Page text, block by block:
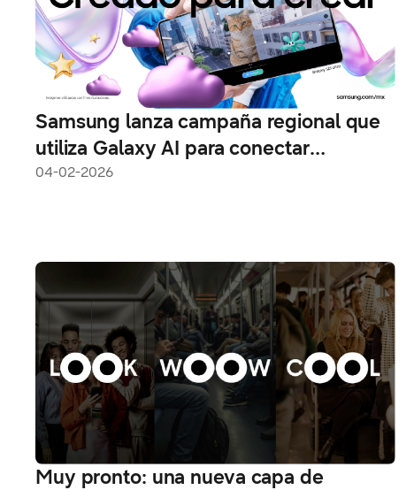
Samsung lanza campaña regional que
utiliza Galaxy AI para conectar
tecnología, cultura y creatividad en
04-02-2026
Muy pronto: una nueva capa de